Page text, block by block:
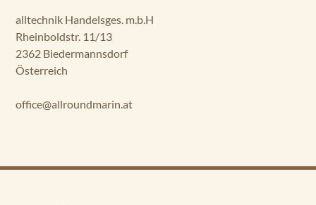
alltechnik Handelsges. m.b.H
Rheinboldstr. 11/13
2362 Biedermannsdorf
Österreich
office@allroundmarin.at